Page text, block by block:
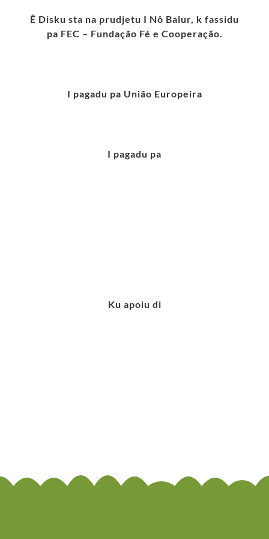
Ê Disku sta na prudjetu I Nô Balur, k fassidu
pa FEC – Fundação Fé e Cooperação.
I pagadu pa União Europeira
I pagadu pa
Ku apoiu di